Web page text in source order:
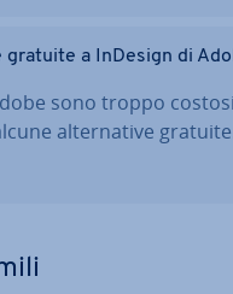
a InDesign di
sono troppo
al­ter­na­ti­ve